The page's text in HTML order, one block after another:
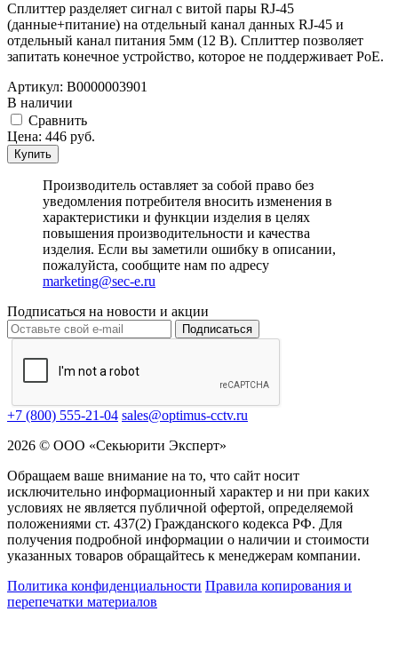
Сплиттер разделяет сигнал с витой пары RJ-45
(данные+питание) на отдельный канал данных RJ-45 и
отдельный канал питания 5мм (12 В). Сплиттер позволяет
запитать конечное устройство, которое не поддерживает PoE.
Артикул: В0000003901
В наличии
Cравнить
Цена: 446 руб.
Купить
Производитель оставляет за собой право без
уведомления потребителя вносить изменения в
характеристики и функции изделия в целях
повышения производительности и качества
изделия. Если вы заметили ошибку в описании,
пожалуйста, сообщите нам по адресу
marketing@sec-e.ru
Подписаться на новости и акции
Подписаться
+7 (800) 555-21-04 sales@optimus-cctv.ru
2026 © ООО «Секьюрити Эксперт»
Обращаем ваше внимание на то, что сайт носит
исключительно информационный характер и ни при каких
условиях не является публичной офертой, определяемой
положениями ст. 437(2) Гражданского кодекса РФ. Для
получения подробной информации о наличии и стоимости
указанных товаров обращайтесь к менеджерам компании.
Политика конфиденциальности Правила копирования и
перепечатки материалов